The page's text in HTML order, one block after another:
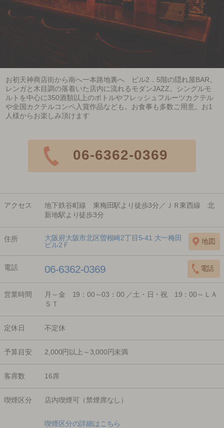
お初天神商店街から南へ一本路地裏へ ビル2．5階の隠れ屋BAR。
レンガと木目調の落着いた店内に流れるモダンJAZZ。シングルモ
ルトを中心に350酒類以上のボトルやフレッシュフルーツカクテル
や全国カクテルコンペ入賞作品なども。お食事も多数ご用意。お1
人様からお楽しみ頂けます
06-6362-0369
アクセス
地下鉄谷町線 東梅田駅より徒歩3分／ＪＲ東西線 北
新地駅より徒歩3分
住所
大阪府大阪市北区曽根崎2丁目5-41 大一梅田
ビル2Ｆ
電話 06-6362-0369
営業時間
月～金 19：00～03：00 ／土・日・祝 19：00～ＬＡ
ＳＴ
定休日 不定休
予算目安 2,000円以上～3,000円未満
客席数 16席
喫煙区分 店内喫煙可（禁煙席なし）
喫煙区分の詳細はこちら